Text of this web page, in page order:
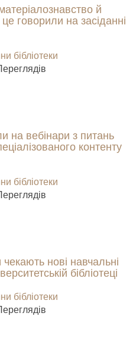
й
говорили на засіданні
бібліотеки
на вебінари з питань
контенту
бібліотеки
нові навчальні
бібліотеці
бібліотеки